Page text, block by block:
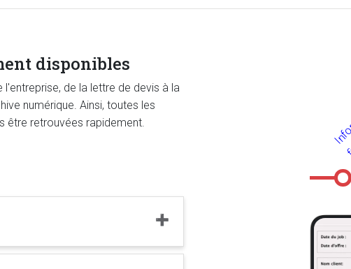
disponibles
de la lettre de devis à la
numérique. Ainsi, toutes les
être retrouvées rapidement.